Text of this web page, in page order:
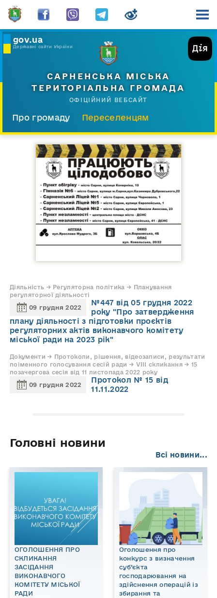
gov.ua
Державні сайти України
САРНЕНСЬКА МІСЬКА
ТЕРИТОРІАЛЬНА ГРОМАДА
ОФІЦІЙНИЙ ВЕБСАЙТ
Про громаду
Переселенцям
Прес-центр
Діяльність → Регуляторна політика → Планування
регуляторної діяльності
09 грудня 2022
№447 від 05 грудня 2022
року "Про затвердження
плану діяльності з підготовки проєктів
регуляторних актів виконавчого комітету
міської ради на 2023 рік"
Документи → Протоколи, рішення, відеозаписи, результати
поіменного голосування сесій ради → VIII скликання → 15
позачергова сесія від 11 листопада 2022 року
09 грудня 2022
Протокол № 15 від
11.11.2022
Головні новини
Всі новини...
ОГОЛОШЕННЯ ПРО
СКЛИКАННЯ
ЗАСІДАННЯ
ВИКОНАВЧОГО
КОМІТЕТУ МІСЬКОЇ
РАДИ
Оголошення про
конкурс з визначення
суб’єкта
господарювання на
здійснення операцій із
збирання та